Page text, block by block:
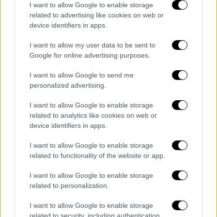
I want to allow Google to enable storage
related to advertising like cookies on web or
device identifiers in apps.
I want to allow my user data to be sent to
Google for online advertising purposes.
I want to allow Google to send me
personalized advertising.
I want to allow Google to enable storage
related to analytics like cookies on web or
device identifiers in apps.
I want to allow Google to enable storage
related to functionality of the website or app.
I want to allow Google to enable storage
related to personalization.
I want to allow Google to enable storage
related to security, including authentication
Για τον κόσμο που πήγε στο
Πανελλήνιο να τον δει:
«Ήταν πάρα πολύ ωραία η ατμόσφαιρα στο
ο κόσμος να με δει. Και ελπίζω να γίνει και
σε άλλους αγώνες, γιατί ήταν πραγματικά
πάρα πολύ ωραία, όλοι οι αθλητές το
χάρηκαν όχι μόνο εγώ. Τώρα έτυχε το μήκος
να είναι από την άλλη μεριά, αν ήταν από τη
μεριά του τερματισμού, πιστεύω θα είχε και
ακόμα περισσότερο κόσμο, σε άλλα στάδια
Για το αν στοχεύει στο… «ριπίτ»:
«Ναι! Μετά είναι πιο εύκολα. Δε θα έχω